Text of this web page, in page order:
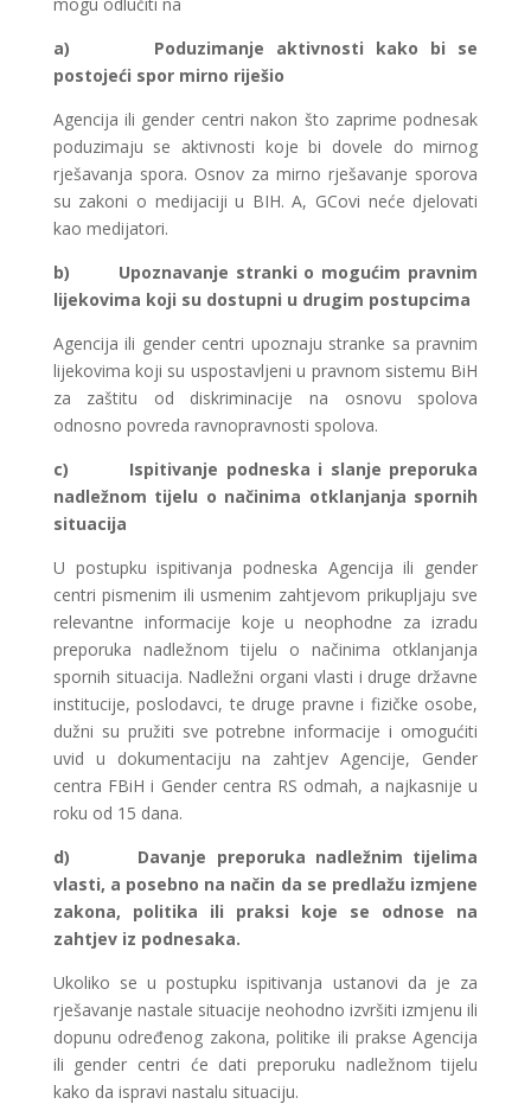
a) Poduzimanje aktivnosti kako bi se
postojeći spor mirno riješio
Agencija ili gender centri nakon što zaprime podnesak
poduzimaju se aktivnosti koje bi dovele do mirnog
rješavanja spora. Osnov za mirno rješavanje sporova
su zakoni o medijaciji u BIH. A, GCovi neće djelovati
kao medijatori.
b) Upoznavanje stranki o mogućim pravnim
lijekovima koji su dostupni u drugim postupcima
Agencija ili gender centri upoznaju stranke sa pravnim
lijekovima koji su uspostavljeni u pravnom sistemu BiH
za zaštitu od diskriminacije na osnovu spolova
odnosno povreda ravnopravnosti spolova.
c) Ispitivanje podneska i slanje preporuka
nadležnom tijelu o načinima otklanjanja spornih
situacija
U postupku ispitivanja podneska Agencija ili gender
centri pismenim ili usmenim zahtjevom prikupljaju sve
relevantne informacije koje u neophodne za izradu
preporuka nadležnom tijelu o načinima otklanjanja
spornih situacija. Nadležni organi vlasti i druge državne
institucije, poslodavci, te druge pravne i fizičke osobe,
dužni su pružiti sve potrebne informacije i omogućiti
uvid u dokumentaciju na zahtjev Agencije, Gender
centra FBiH i Gender centra RS odmah, a najkasnije u
roku od 15 dana.
d) Davanje preporuka nadležnim tijelima
vlasti, a posebno na način da se predlažu izmjene
zakona, politika ili praksi koje se odnose na
zahtjev iz podnesaka.
Ukoliko se u postupku ispitivanja ustanovi da je za
rješavanje nastale situacije neohodno izvršiti izmjenu ili
dopunu određenog zakona, politike ili prakse Agencija
ili gender centri će dati preporuku nadležnom tijelu
kako da ispravi nastalu situaciju.